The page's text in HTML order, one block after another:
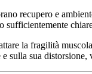
recupero e
la fragilità
sulla sua distorsione,